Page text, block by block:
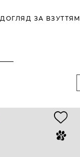
ДОГЛЯД ЗА ВЗУТТЯМ